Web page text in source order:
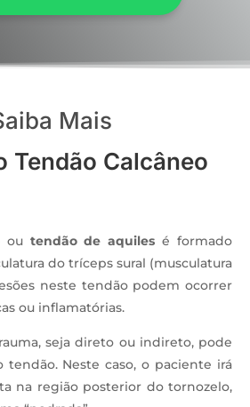
Mais
Tendão Calcâneo
ou tendão de aquiles é formado
do tríceps sural (musculatura
neste tendão podem ocorrer
ou inflamatórias.
seja direto ou indireto, pode
Neste caso, o paciente irá
na região posterior do tornozelo,